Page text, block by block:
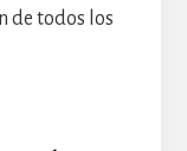
de todos los